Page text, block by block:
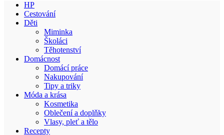
HP
Cestování
Děti
Miminka
Školáci
Těhotenství
Domácnost
Domácí práce
Nakupování
Tipy a triky
Móda a krása
Kosmetika
Oblečení a doplňky
Vlasy, pleť a tělo
Recepty